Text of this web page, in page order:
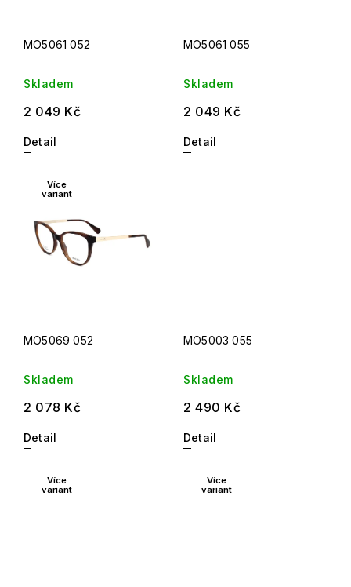
MO5061 052
Skladem
2 049 Kč
Detail
MO5061 055
Skladem
2 049 Kč
Detail
Více
variant
MO5069 052
Skladem
2 078 Kč
Detail
MO5003 055
Skladem
2 490 Kč
Detail
Více
variant
Více
variant